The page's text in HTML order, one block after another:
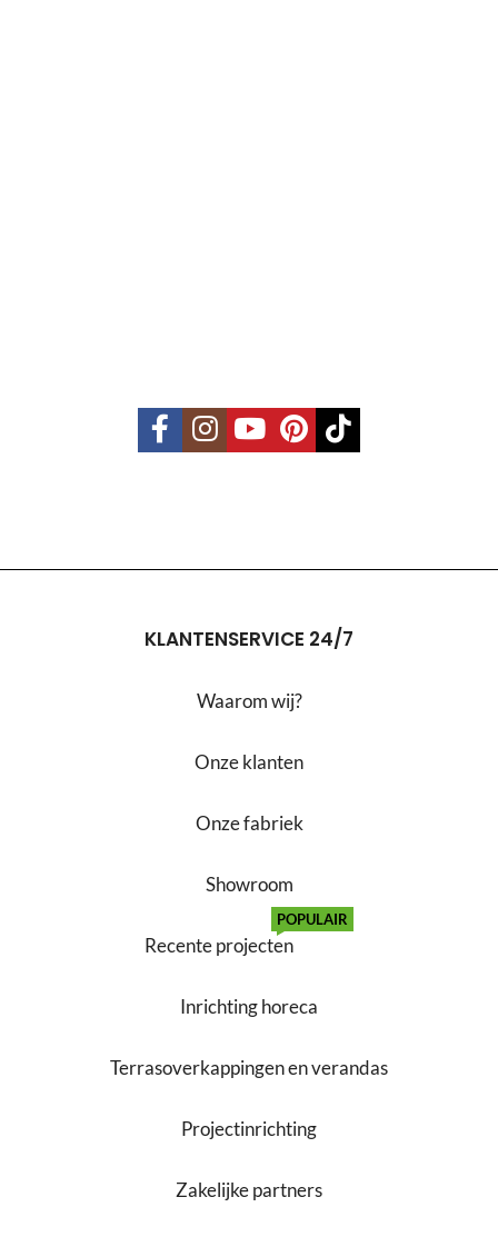
KLANTENSERVICE 24/7
Waarom wij?
Onze klanten
Onze fabriek
Showroom
Recente projecten
POPULAIR
Inrichting horeca
Terrasoverkappingen en verandas
Projectinrichting
Zakelijke partners